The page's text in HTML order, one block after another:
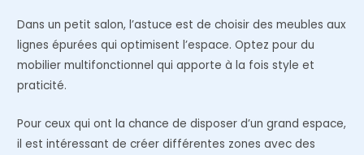
Dans un petit salon, l’astuce est de choisir des meubles aux
lignes épurées qui optimisent l’espace. Optez pour du
mobilier multifonctionnel qui apporte à la fois style et
praticité.
Pour ceux qui ont la chance de disposer d’un grand espace,
il est intéressant de créer différentes zones avec des